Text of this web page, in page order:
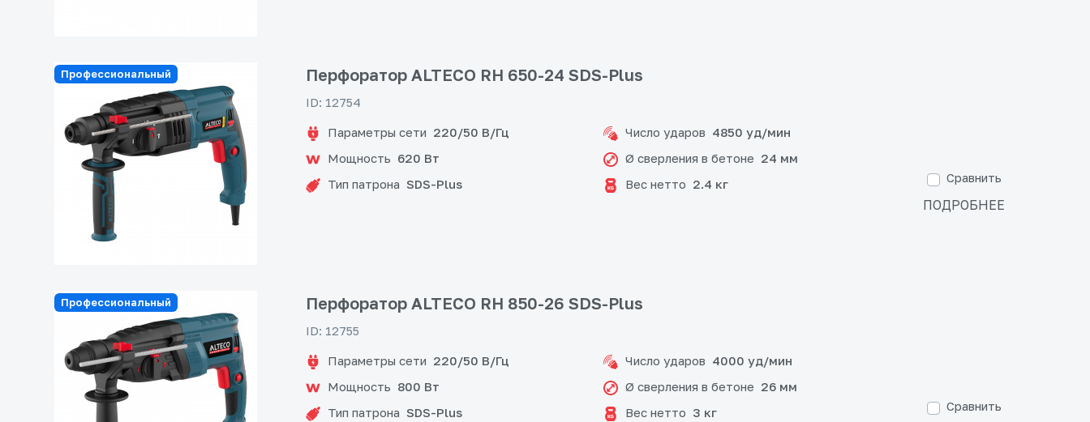
Профессиональный Перфоратор ALTECO RH 650-24 SDS-Plus
ID: 12754
Параметры сети 220/50 В/Гц
Мощность 620 Вт
Тип патрона SDS-Plus
Число ударов 4850 уд/мин
Ø сверления в бетоне 24 мм
Вес нетто 2.4 кг Сравнить
ПОДРОБНЕЕ
Профессиональный Перфоратор ALTECO RH 850-26 SDS-Plus
ID: 12755
Параметры сети 220/50 В/Гц
Мощность 800 Вт
Тип патрона SDS-Plus
Число ударов 4000 уд/мин
Ø сверления в бетоне 26 мм
Вес нетто 3 кг Сравнить